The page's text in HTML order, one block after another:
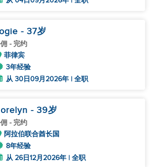
- 37岁
- 完约
菲律宾
3年经验
从 30日09月2026年 | 全职
- 39岁
- 完约
阿拉伯联合酋长国
8年经验
从 26日12月2026年 | 全职